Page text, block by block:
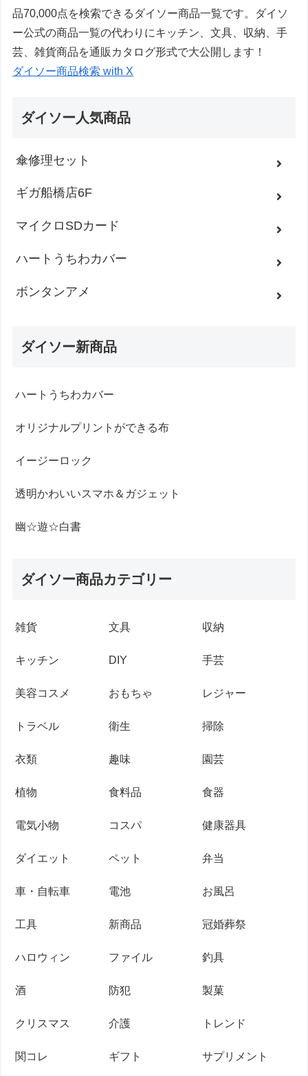
品70,000点を検索できるダイソー商品一覧です。ダイソ
ー公式の商品一覧の代わりにキッチン、文具、収納、手
芸、雑貨商品を通販カタログ形式で大公開します！
ダイソー商品検索 with X
ダイソー人気商品
傘修理セット
ギガ船橋店6F
マイクロSDカード
ハートうちわカバー
ボンタンアメ
ダイソー新商品
ハートうちわカバー
オリジナルプリントができる布
イージーロック
透明かわいいスマホ＆ガジェット
幽☆遊☆白書
ダイソー商品カテゴリー
雑貨 文具 収納
キッチン DIY 手芸
美容コスメ おもちゃ レジャー
トラベル 衛生 掃除
衣類 趣味 園芸
植物 食料品 食器
電気小物 コスパ 健康器具
ダイエット ペット 弁当
車・自転車 電池 お風呂
工具 新商品 冠婚葬祭
ハロウィン ファイル 釣具
酒 防犯 製菓
クリスマス 介護 トレンド
関コレ ギフト サプリメント